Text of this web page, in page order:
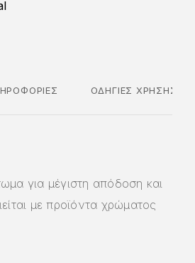
ΟΔΗΓΊΕΣ ΧΡΉΣΗΣ
για μέγιστη απόδοση και
με προϊόντα χρώματος